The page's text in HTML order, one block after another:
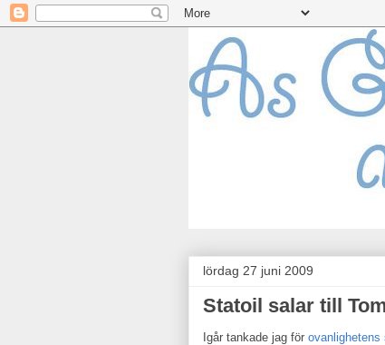
lördag 27 juni 2009
Statoil salar till
Igår tankade jag för ovanlighetens